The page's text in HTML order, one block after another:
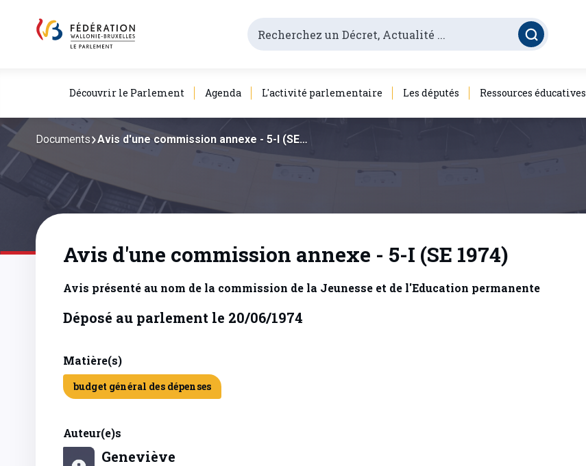
Découvrir le Parlement Agenda L'activité parlementaire Les députés Ressources éducatives
Documents Avis d'une commission annexe - 5-I (SE…
Avis d'une commission annexe - 5-I (SE 1974)
Avis présenté au nom de la commission de la Jeunesse et de l'Education permanente
Déposé au parlement le 20/06/1974
Matière(s)
budget général des dépenses
Auteur(e)s
Geneviève